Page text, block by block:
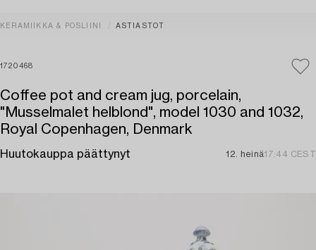
KERAMIIKKA & POSLIINI ASTIASTOT
1720468
Coffee pot and cream jug, porcelain,
"Musselmalet helblond", model 1030 and 1032,
Royal Copenhagen, Denmark
Huutokauppa päättynyt 12. heinä17:44 CEST